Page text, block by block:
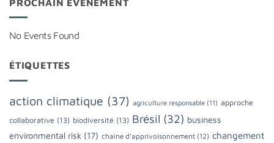
PROCHAIN ÉVÈNEMENT
No Events Found
ÉTIQUETTES
action climatique (37) agriculture responsable (11) approche
collaborative (13) biodiversité (13) Brésil (32) business
environmental risk (17) chaine d'apprivoisonnement (12) changement